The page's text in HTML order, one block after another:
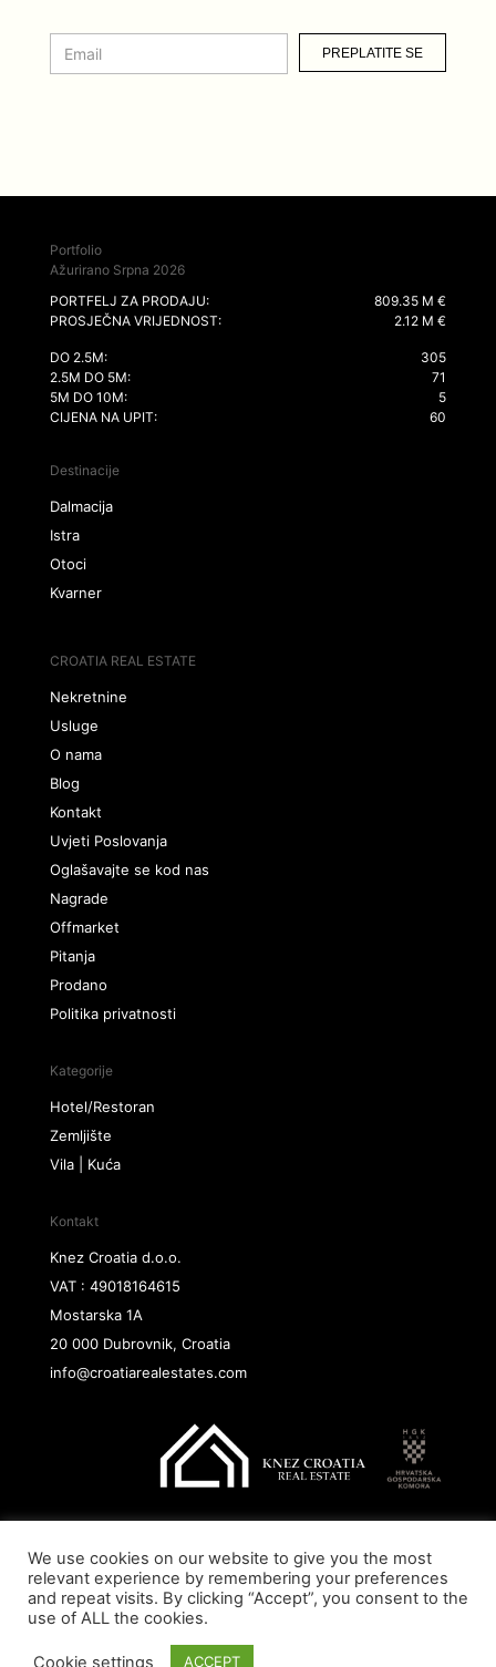
PREPLATITE SE
Portfolio
Ažurirano Srpna 2026
PORTFELJ ZA PRODAJU:
809.35 M €
PROSJEČNA VRIJEDNOST:
2.12 M €
DO 2.5M:
305
2.5M DO 5M:
71
5M DO 10M:
5
CIJENA NA UPIT:
60
Destinacije
Dalmacija
Istra
Otoci
Kvarner
CROATIA REAL ESTATE
Nekretnine
Usluge
O nama
Blog
Kontakt
Uvjeti Poslovanja
Oglašavajte se kod nas
Nagrade
Offmarket
Pitanja
Prodano
Politika privatnosti
Kategorije
Hotel/Restoran
Zemljište
Vila | Kuća
Kontakt
Knez Croatia d.o.o.
VAT : 49018164615
Mostarska 1A
20 000 Dubrovnik, Croatia
info@croatiarealestates.com
Copyright@ 2026 Knez Croatia d.o.o.
We use cookies on our website to give you the most
relevant experience by remembering your preferences
and repeat visits. By clicking “Accept”, you consent to the
use of ALL the cookies.
Cookie settings ACCEPT